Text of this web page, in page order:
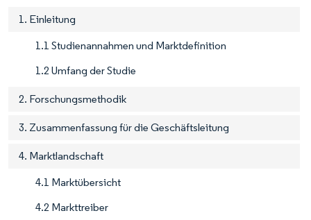
1. Einleitung
1.1 Studienannahmen und Marktdefinition
1.2 Umfang der Studie
2. Forschungsmethodik
3. Zusammenfassung für die Geschäftsleitung
4. Marktlandschaft
4.1 Marktübersicht
4.2 Markttreiber